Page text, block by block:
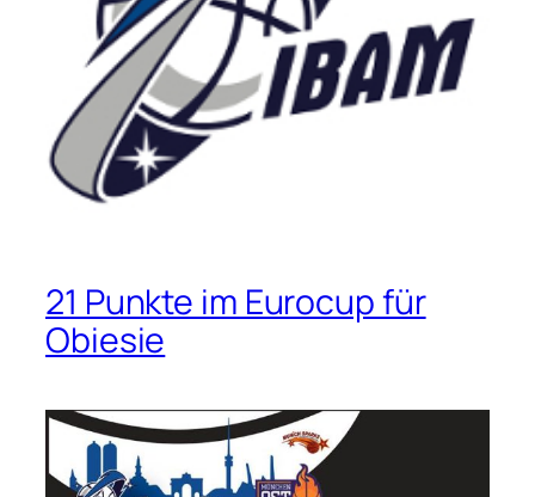
21 Punkte im Eurocup für
Obiesie